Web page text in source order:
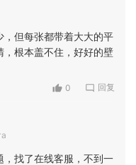
但每张都带着大大的平
，根本盖不住，好好的壁
0 回复
，找了在线客服，不到一